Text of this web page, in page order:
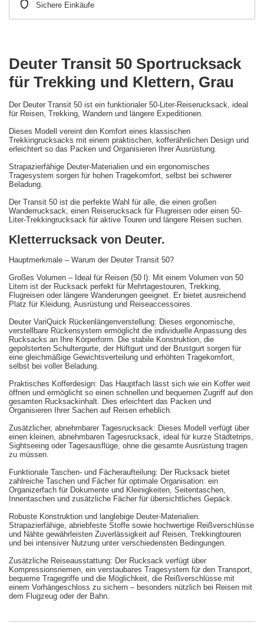
Sichere Einkäufe
Deuter Transit 50 Sportrucksack
für Trekking und Klettern, Grau
Der Deuter Transit 50 ist ein funktionaler 50-Liter-Reiserucksack, ideal
für Reisen, Trekking, Wandern und längere Expeditionen.
Dieses Modell vereint den Komfort eines klassischen
Trekkingrucksacks mit einem praktischen, kofferähnlichen Design und
erleichtert so das Packen und Organisieren Ihrer Ausrüstung.
Strapazierfähige Deuter-Materialien und ein ergonomisches
Tragesystem sorgen für hohen Tragekomfort, selbst bei schwerer
Beladung.
Der Transit 50 ist die perfekte Wahl für alle, die einen großen
Wanderrucksack, einen Reiserucksack für Flugreisen oder einen 50-
Liter-Trekkingrucksack für aktive Touren und längere Reisen suchen.
Kletterrucksack von Deuter.
Hauptmerkmale – Warum der Deuter Transit 50?
Großes Volumen – Ideal für Reisen (50 l): Mit einem Volumen von 50
Litern ist der Rucksack perfekt für Mehrtagestouren, Trekking,
Flugreisen oder längere Wanderungen geeignet. Er bietet ausreichend
Platz für Kleidung, Ausrüstung und Reiseaccessoires.
Deuter VariQuick Rückenlängenverstellung: Dieses ergonomische,
verstellbare Rückensystem ermöglicht die individuelle Anpassung des
Rucksacks an Ihre Körperform. Die stabile Konstruktion, die
gepolsterten Schultergurte, der Hüftgurt und der Brustgurt sorgen für
eine gleichmäßige Gewichtsverteilung und erhöhten Tragekomfort,
selbst bei voller Beladung.
Praktisches Kofferdesign: Das Hauptfach lässt sich wie ein Koffer weit
öffnen und ermöglicht so einen schnellen und bequemen Zugriff auf den
gesamten Rucksackinhalt. Dies erleichtert das Packen und
Organisieren Ihrer Sachen auf Reisen erheblich.
Zusätzlicher, abnehmbarer Tagesrucksack: Dieses Modell verfügt über
einen kleinen, abnehmbaren Tagesrucksack, ideal für kurze Städtetrips,
Sightseeing oder Tagesausflüge, ohne die gesamte Ausrüstung tragen
zu müssen.
Funktionale Taschen- und Fächeraufteilung: Der Rucksack bietet
zahlreiche Taschen und Fächer für optimale Organisation: ein
Organizerfach für Dokumente und Kleinigkeiten, Seitentaschen,
Innentaschen und zusätzliche Fächer für übersichtliches Gepäck.
Robuste Konstruktion und langlebige Deuter-Materialien.
Strapazierfähige, abriebfeste Stoffe sowie hochwertige Reißverschlüsse
und Nähte gewährleisten Zuverlässigkeit auf Reisen, Trekkingtouren
und bei intensiver Nutzung unter verschiedensten Bedingungen.
Zusätzliche Reiseausstattung: Der Rucksack verfügt über
Kompressionsriemen, ein verstaubares Tragesystem für den Transport,
bequeme Tragegriffe und die Möglichkeit, die Reißverschlüsse mit
einem Vorhängeschloss zu sichern – besonders nützlich bei Reisen mit
dem Flugzeug oder der Bahn.